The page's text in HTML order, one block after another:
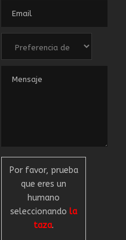
Por favor, prueba
que eres un
humano
seleccionando la
taza.